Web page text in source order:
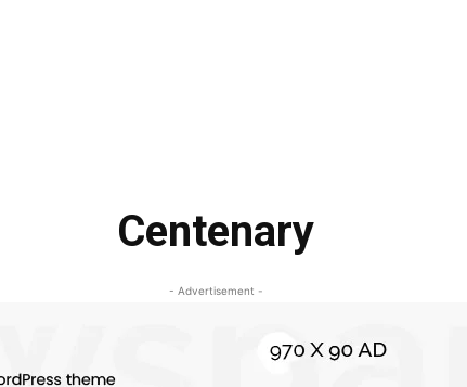
Centenary
- Advertisement -